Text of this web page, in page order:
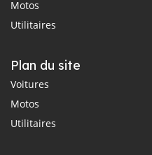
Motos
Utilitaires
Plan du site
Voitures
Motos
Utilitaires